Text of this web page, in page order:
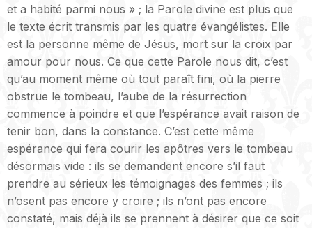
et a habité parmi nous » ; la Parole divine est plus que
le texte écrit transmis par les quatre évangélistes. Elle
est la personne même de Jésus, mort sur la croix par
amour pour nous. Ce que cette Parole nous dit, c’est
qu’au moment même où tout paraît fini, où la pierre
obstrue le tombeau, l’aube de la résurrection
commence à poindre et que l’espérance avait raison de
tenir bon, dans la constance. C’est cette même
espérance qui fera courir les apôtres vers le tombeau
désormais vide : ils se demandent encore s’il faut
prendre au sérieux les témoignages des femmes ; ils
n’osent pas encore y croire ; ils n’ont pas encore
constaté, mais déjà ils se prennent à désirer que ce soit